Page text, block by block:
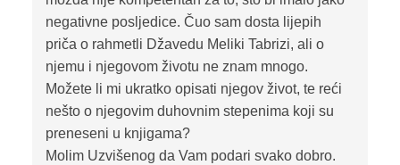
negativne posljedice. Čuo sam dosta lijepih
priča o rahmetli Džavedu Meliki Tabrizi, ali o
njemu i njegovom životu ne znam mnogo.
Možete li mi ukratko opisati njegov život, te reći
nešto o njegovim duhovnim stepenima koji su
preneseni u knjigama?
Molim Uzvišenog da Vam podari svako dobro.